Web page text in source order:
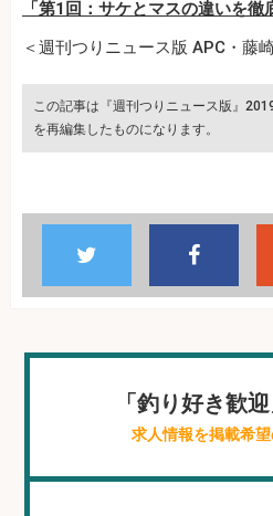
「第1回：サケとマスの違いを
＜週刊つりニュース版 APC・藤
この記事は『週刊つりニュース版』
を再編集したものになります。
「釣り好き歓
求人情報を掲載希